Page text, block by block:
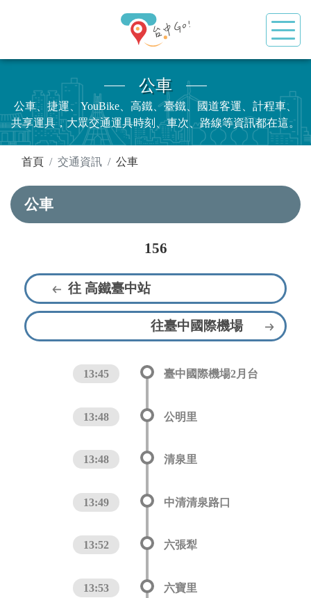
公車
公車、捷運、YouBike、高鐵、臺鐵、國道客運、計程車、
共享運具，大眾交通運具時刻、車次、路線等資訊都在這。
首頁 交通資訊 公車
公車
156
往 高鐵臺中站
往臺中國際機場
13:45 臺中國際機場2月台
13:48 公明里
13:48 清泉里
13:49 中清清泉路口
13:52 六張犁
13:53 六寶里